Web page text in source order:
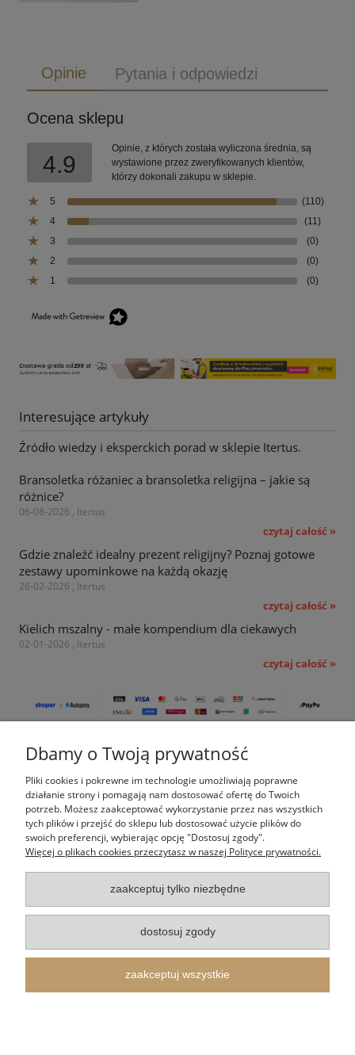
Opinie Pytania i odpowiedzi
Ocena sklepu
4.9
Opinie, z których została wyliczona średnia, są
wystawione przez zweryfikowanych klientów,
którzy dokonali zakupu w sklepie.
5
(110)
4
(11)
3
(0)
2
(0)
1
(0)
Interesujące artykuły
Źródło wiedzy i eksperckich porad w sklepie Itertus.
Bransoletka różaniec a bransoletka religijna – jakie są
różnice?
06-08-2026 , Itertus
czytaj całość »
Gdzie znaleźć idealny prezent religijny? Poznaj gotowe
zestawy upominkowe na każdą okazję
26-02-2026 , Itertus
czytaj całość »
Kielich mszalny - małe kompendium dla ciekawych
02-01-2026 , Itertus
czytaj całość »
Pomoc
Moje konto
Płatności i dostawa
Informacje
O nas
Indeks kategorii
Itertus Piotr Cieślik| Kalinowa 14, 43-340 Kozy, woj. śląskie | E-mail:
Dbamy o Twoją prywatność
Pliki cookies i pokrewne im technologie umożliwiają poprawne
działanie strony i pomagają nam dostosować ofertę do Twoich
potrzeb. Możesz zaakceptować wykorzystanie przez nas wszystkich
tych plików i przejść do sklepu lub dostosować użycie plików do
swoich preferencji, wybierając opcję "Dostosuj zgody".
Więcej o plikach cookies przeczytasz w naszej Polityce prywatności.
zaakceptuj tylko niezbędne
dostosuj zgody
zaakceptuj wszystkie